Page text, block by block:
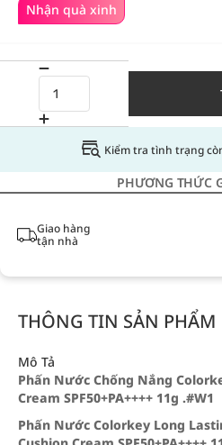
Nhận quà xinh
Kiểm tra tình trạng
PHƯƠNG THỨC
Giao hàng
tận nhà
THÔNG TIN SẢN PHẨM
Mô Tả
Phấn Nước Chống Nắng
Cream SPF50+PA++++ 11g .#W1
Phấn Nước Colorkey Long